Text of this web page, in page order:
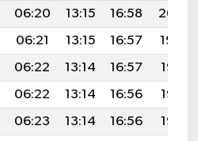
06:20 13:15 16:58
20:00
06:21 13:15 16:57
19:59
06:22 13:14 16:57
19:57
06:22 13:14 16:56
19:56
06:23 13:14 16:56
19:55